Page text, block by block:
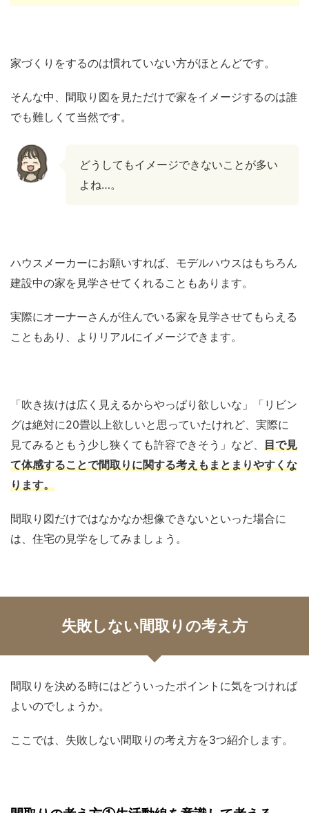
家づくりをするのは慣れていない方がほとんどです。
そんな中、間取り図を見ただけで家をイメージするのは誰
でも難しくて当然です。
どうしてもイメージできないことが多い
よね…。
ハウスメーカーにお願いすれば、モデルハウスはもちろん
建設中の家を見学させてくれることもあります。
実際にオーナーさんが住んでいる家を見学させてもらえる
こともあり、よりリアルにイメージできます。
「吹き抜けは広く見えるからやっぱり欲しいな」「リビン
グは絶対に20畳以上欲しいと思っていたけれど、実際に
見てみるともう少し狭くても許容できそう」など、 目で見
て体感することで間取りに関する考えもまとまりやすくな
ります。
間取り図だけではなかなか想像できないといった場合に
は、住宅の見学をしてみましょう。
失敗しない間取りの考え方
間取りを決める時にはどういったポイントに気をつければ
よいのでしょうか。
ここでは、失敗しない間取りの考え方を3つ紹介します。